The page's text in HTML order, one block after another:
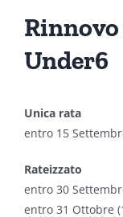
Under6
Unica rata
entro 15
Rateizzato
entro 30
entro 31 Ottobre